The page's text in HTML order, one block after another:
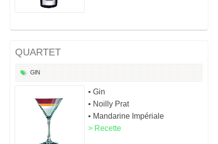
QUARTET
GIN
• Gin
• Noilly Prat
• Mandarine Impériale
> Recette